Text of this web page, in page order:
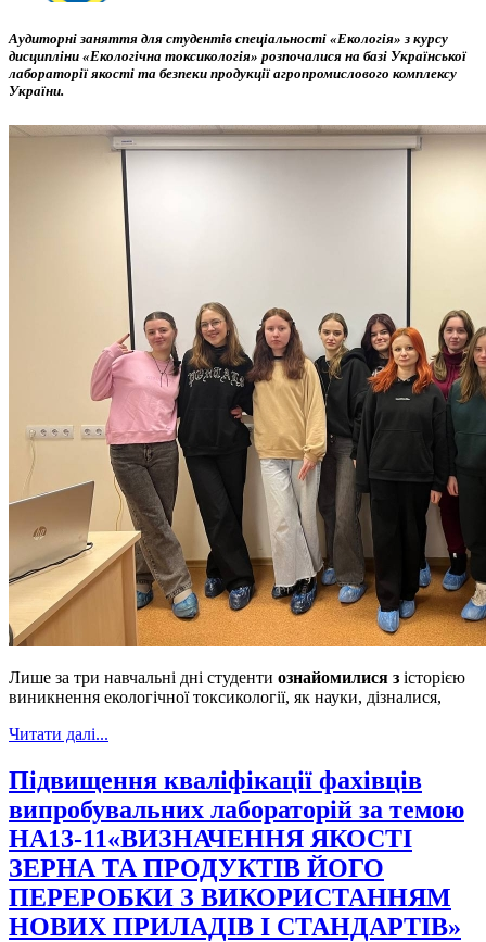
Аудиторні заняття для студентів спеціальності «Екологія» з курсу
дисципліни «Екологічна токсикологія» розпочалися на базі Української
лабораторії якості та безпеки продукції агропромислового комплексу
України.
Лише за три навчальні дні студенти ознайомилися з історією
виникнення екологічної токсикології, як науки, дізналися,
Читати далі...
Підвищення кваліфікації фахівців
випробувальних лабораторій за темою
НА13-11«ВИЗНАЧЕННЯ ЯКОСТІ
ЗЕРНА ТА ПРОДУКТІВ ЙОГО
ПЕРЕРОБКИ З ВИКОРИСТАННЯМ
НОВИХ ПРИЛАДІВ І СТАНДАРТІВ»